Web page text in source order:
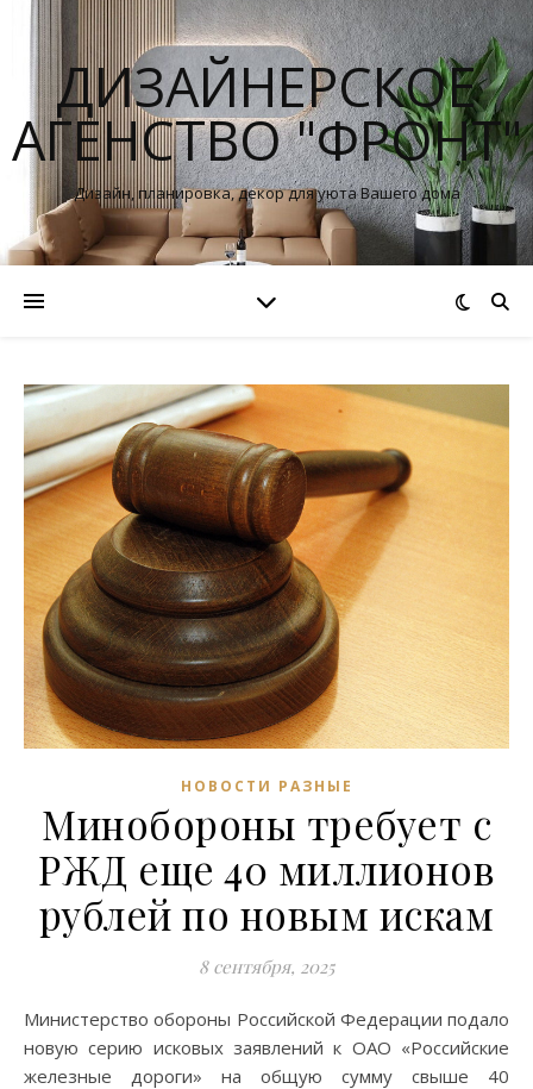
ДИЗАЙНЕРСКОЕ
АГЕНСТВО "ФРОНТ"
Дизайн, планировка, декор для уюта Вашего дома
НОВОСТИ РАЗНЫЕ
Минобороны требует с
РЖД еще 40 миллионов
рублей по новым искам
8 сентября, 2025
Министерство обороны Российской Федерации подало
новую серию исковых заявлений к ОАО «Российские
железные дороги» на общую сумму свыше 40